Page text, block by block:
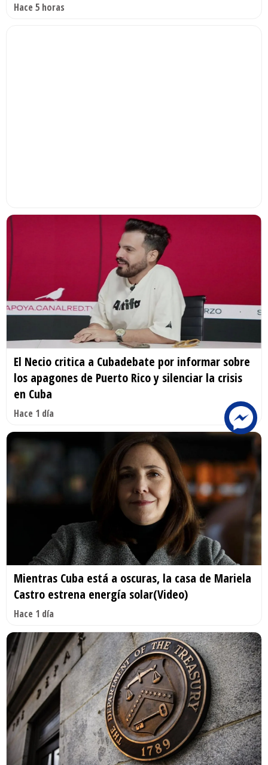
Hace 5 horas
El Necio critica a Cubadebate por informar sobre
los apagones de Puerto Rico y silenciar la crisis
en Cuba
Hace 1 día
Mientras Cuba está a oscuras, la casa de Mariela
Castro estrena energía solar(Video)
Hace 1 día